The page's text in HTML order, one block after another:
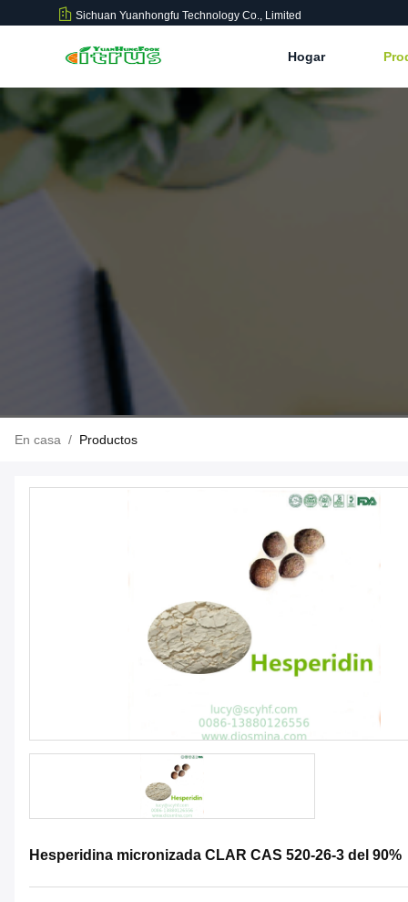
Sichuan Yuanhongfu Technology Co., Limited
Hogar
En casa / Productos
Hesperidina micronizada CLAR CAS 520-26-3 del 90%